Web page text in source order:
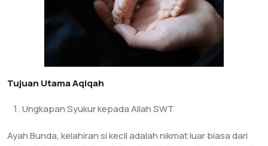
Tujuan Utama Aqiqah
Ungkapan Syukur kepada Allah SWT
Ayah Bunda, kelahiran si kecil adalah nikmat luar biasa dari